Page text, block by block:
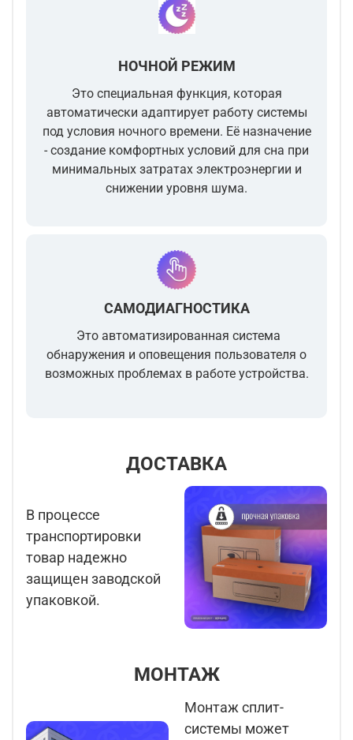
НОЧНОЙ РЕЖИМ
Это специальная функция, которая
автоматически адаптирует работу системы
под условия ночного времени. Её назначение
- создание комфортных условий для сна при
минимальных затратах электроэнергии и
снижении уровня шума.
САМОДИАГНОСТИКА
Это автоматизированная система
обнаружения и оповещения пользователя о
возможных проблемах в работе устройства.
ДОСТАВКА
В процессе
транспортировки
товар надежно
защищен заводской
упаковкой.
МОНТАЖ
Монтаж сплит-
системы может